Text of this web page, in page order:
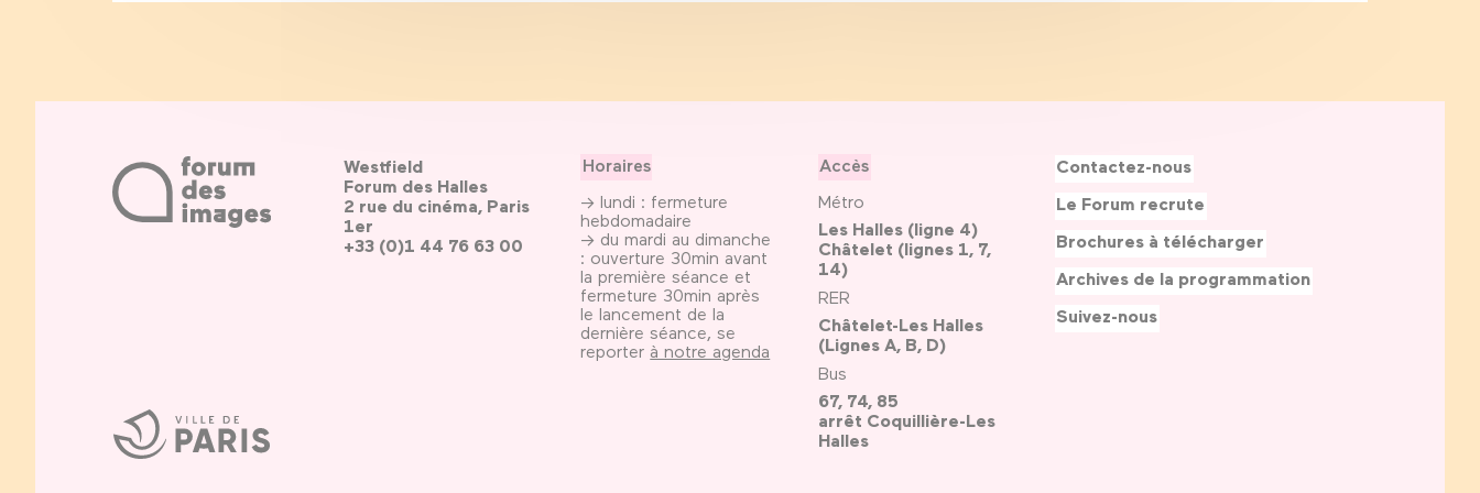
Ville
de
Paris
Westfield
Forum des Halles
2 rue du cinéma, Paris
1er
+33 (0)1 44 76 63 00
Horaires
→ lundi : fermeture
hebdomadaire
→ du mardi au dimanche
: ouverture 30min avant
la première séance et
fermeture 30min après
le lancement de la
dernière séance, se
reporter à notre agenda
Accès
Métro
Les Halles (ligne 4)
Châtelet (lignes 1, 7,
14)
RER
Châtelet-Les Halles
(Lignes A, B, D)
Bus
67, 74, 85
arrêt Coquillière-Les
Halles
Contactez-nous
Le Forum recrute
Brochures à télécharger
Archives de la programmation
Suivez-nous